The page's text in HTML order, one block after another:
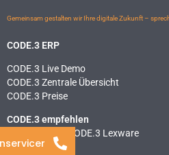
Gemeinsam gestalten wir Ihre digitale Zukunft –
CODE.3 ERP
CODE.3 Live Demo
CODE.3 Zentrale Übersicht
CODE.3 Preise
CODE.3 empfehlen
ERP Vergleich CODE.3 Lexware